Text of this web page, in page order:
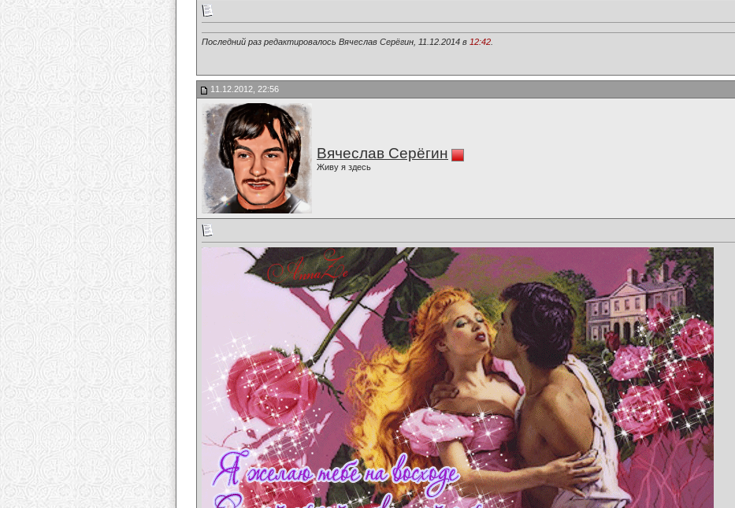
Последний раз редактировалось Вячеслав Серёгин, 11.12.2014 в 12:42
11.12.2012, 22:56
Вячеслав Серёгин
Живу я здесь